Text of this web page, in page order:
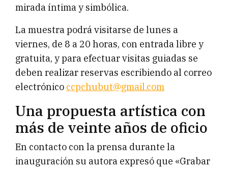
mirada íntima y simbólica.
La muestra podrá visitarse de lunes a
viernes, de 8 a 20 horas, con entrada libre y
gratuita, y para efectuar visitas guiadas se
deben realizar reservas escribiendo al correo
electrónico ccpchubut@gmail.com
Una propuesta artística con
más de veinte años de oficio
En contacto con la prensa durante la
inauguración su autora expresó que «Grabar